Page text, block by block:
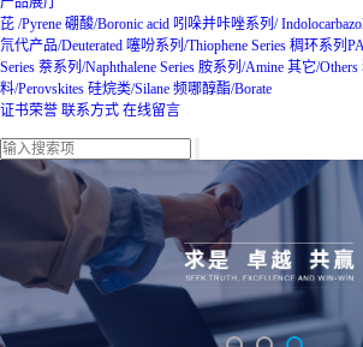
芘 /Pyrene 硼酸/Boronic acid 吲哚并咔唑系列/
氘代产品/Deuterated 噻吩系列/Thiophene Series 稠环系列
Series 萘系列/Naphthalene Series 胺系列/Amine 其它/Others
料/Perovskites 硅烷类/Silane 频哪醇酯/Borate
证书荣誉 联系方式 在线留言